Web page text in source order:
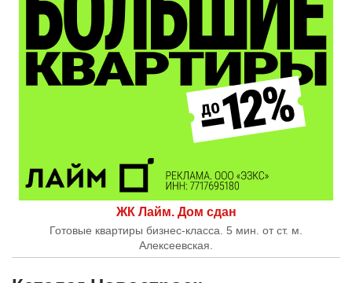
ЖК Лайм. Дом сдан
Готовые квартиры бизнес-класса. 5 мин. от ст. м.
Алексеевская.